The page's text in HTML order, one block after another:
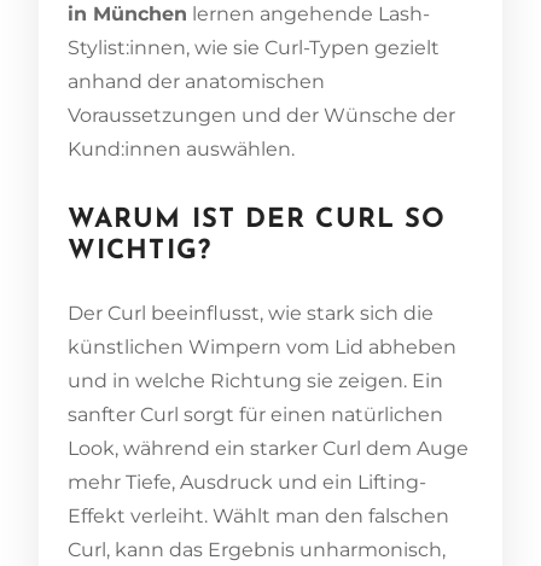
in München lernen angehende Lash-
Stylist:innen, wie sie Curl-Typen gezielt
anhand der anatomischen
Voraussetzungen und der Wünsche der
Kund:innen auswählen.
WARUM IST DER CURL SO
WICHTIG?
Der Curl beeinflusst, wie stark sich die
künstlichen Wimpern vom Lid abheben
und in welche Richtung sie zeigen. Ein
sanfter Curl sorgt für einen natürlichen
Look, während ein starker Curl dem Auge
mehr Tiefe, Ausdruck und ein Lifting-
Effekt verleiht. Wählt man den falschen
Curl, kann das Ergebnis unharmonisch,